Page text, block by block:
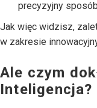
precyzyjny
Jak więc widzisz,
w zakresie
Ale czym
Inteligencja?